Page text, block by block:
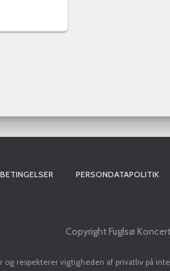
PERSONDATAPOLITIK
Copyright Fuglsø
og respekterer vigtigheden af privatliv på